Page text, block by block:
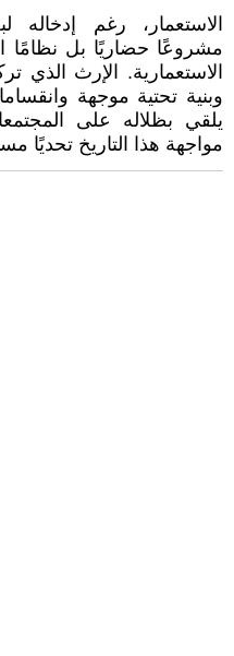
الاستعمار، رغم
مشروعًا حضاريًا بل نظامًا
الاستعمارية. الإرث
وبنية تحتية موجهة
يلقي بظلاله على
مواجهة هذا التاريخ تحديًا